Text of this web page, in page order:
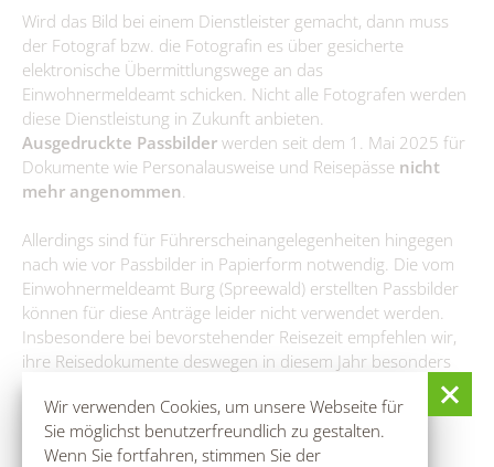
Beauftragte
Kommunalpolitik/Sitzungen
Wahlen/Volksbegehren
Geoportal
Schiedsstelle
Fundbüro
Fundtiere
Zahlen & Statistik
Formularservice
Grund- und Oberschule Mina Witkojc" Burg (Spreewald)/Bórkowy
(Błota)
Slawischer Siedlunsgausschnitt "Stary lud" in Dissen / Dešno
Spreewaldbibliothek
Kirchen
Spielplätze
Spenden & Sponsoring
Wir verwenden Cookies, um unsere Webseite für
Sie möglichst benutzerfreundlich zu gestalten.
Wenn Sie fortfahren, stimmen Sie der
Wird das Bild bei einem Dienstleister gemacht, dann muss
der Fotograf bzw. die Fotografin es über gesicherte
elektronische Übermittlungswege an das
Einwohnermeldeamt schicken. Nicht alle Fotografen werden
diese Dienstleistung in Zukunft anbieten.
Ausgedruckte Passbilder werden seit dem 1. Mai 2025 für
Dokumente wie Personalausweise und Reisepässe nicht
mehr angenommen
Allerdings sind für Führerscheinangelegenheiten hingegen
nach wie vor Passbilder in Papierform notwendig. Die vom
Einwohnermeldeamt Burg (Spreewald) erstellten Passbilder
können für diese Anträge leider nicht verwendet werden.
Insbesondere bei bevorstehender Reisezeit empfehlen wir,
ihre Reisedokumente deswegen in diesem Jahr besonders
Ordnungsverwaltung